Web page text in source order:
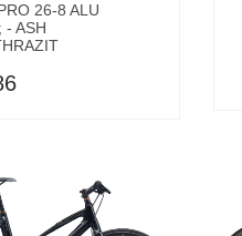
26-8 ALU
- ASH